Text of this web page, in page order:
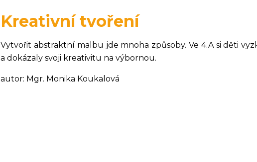
Kreativní tvoření
Vytvořit abstraktní malbu jde mnoha způsoby. Ve 4.A si děti
a dokázaly svoji kreativitu na výbornou.
autor: Mgr. Monika Koukalová